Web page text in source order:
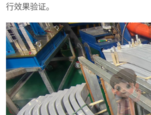
行效果验证。